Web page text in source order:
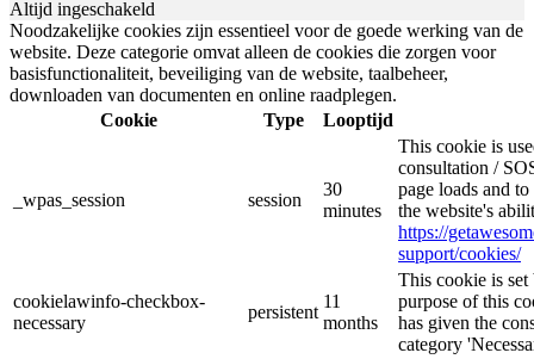
Altijd ingeschakeld
Noodzakelijke cookies zijn essentieel voor de goede werking van de
website. Deze categorie omvat alleen de cookies die zorgen voor
basisfunctionaliteit, beveiliging van de website, taalbeheer,
downloaden van documenten en online raadplegen.
Cookie
Type Looptijd
_wpas_session session
30
minutes
This cookie is
consultation /
page loads and
the website's
https://
support/cookies/
cookielawinfo-checkbox-
necessary
persistent
11
months
This cookie is
purpose of this
has given the
category